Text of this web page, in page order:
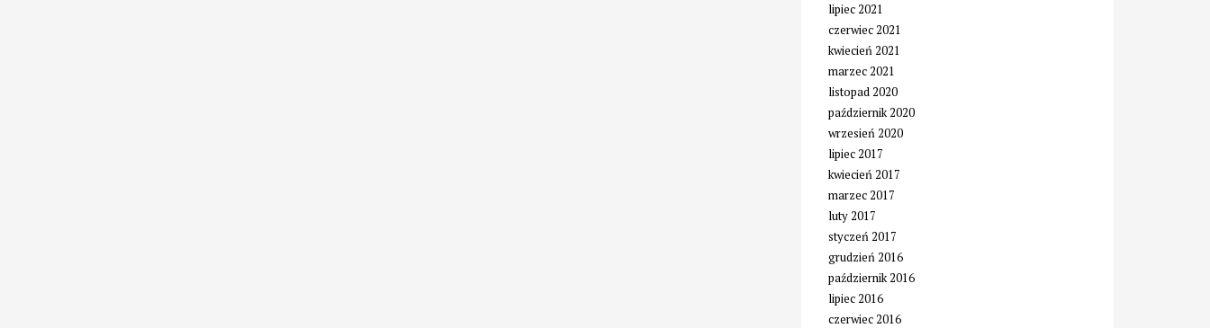
lipiec 2021
czerwiec 2021
kwiecień 2021
marzec 2021
listopad 2020
październik 2020
wrzesień 2020
lipiec 2017
kwiecień 2017
marzec 2017
luty 2017
styczeń 2017
grudzień 2016
październik 2016
lipiec 2016
czerwiec 2016